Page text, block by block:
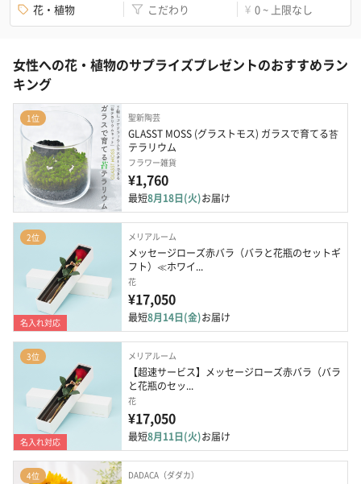
花・植物 こだわり ¥ 0 ~ 上限なし
女性への花・植物のサプライズプレゼントのおすすめラン
キング
1位 聖新陶芸
GLASST MOSS (グラストモス) ガラスで育てる苔
テラリウム
フラワー雑貨
¥1,760
最短8月18日(火)お届け
2位
名入れ対応
メリアルーム
メッセージローズ赤バラ（バラと花瓶のセットギ
フト）≪ホワイ...
花
¥17,050
最短8月14日(金)お届け
3位
名入れ対応
メリアルーム
【超速サービス】メッセージローズ赤バラ（バラ
と花瓶のセッ...
花
¥17,050
最短8月11日(火)お届け
4位 DADACA（ダダカ）